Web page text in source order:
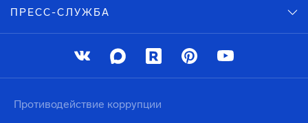
ПРЕСС-СЛУЖБА
Противодействие коррупции